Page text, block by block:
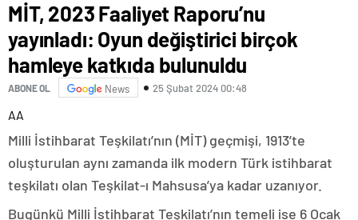
MİT, 2023 Faaliyet Raporu’nu
yayınladı: Oyun değiştirici birçok
hamleye katkıda bulunuldu
ABONE OL News 25 Şubat 2024 00:48
AA
Milli İstihbarat Teşkilatı’nın (MİT) geçmişi, 1913’te
oluşturulan aynı zamanda ilk modern Türk istihbarat
teşkilatı olan Teşkilat-ı Mahsusa’ya kadar uzanıyor.
Bugünkü Milli İstihbarat Teşkilatı’nın temeli ise 6 Ocak